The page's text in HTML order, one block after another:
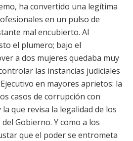
ha convertido una legítima
en un pulso de
mal encubierto. Al
el plumero; bajo el
a dos mujeres quedaba muy
las instancias judiciales
en mayores aprietos: la
casos de corrupción con
que revisa la legalidad de los
Gobierno. Y como a los
que el poder se entrometa